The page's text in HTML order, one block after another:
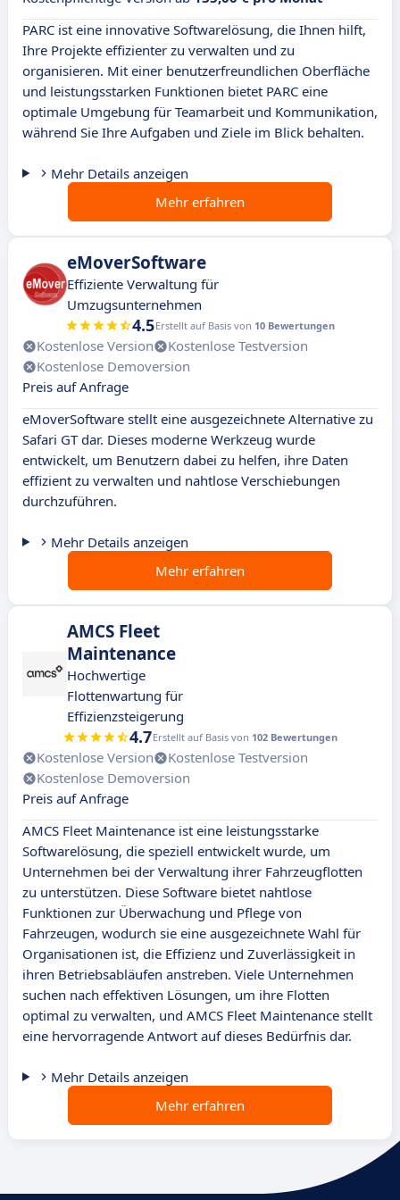
PARC ist eine innovative Softwarelösung, die Ihnen hilft,
Ihre Projekte effizienter zu verwalten und zu
organisieren. Mit einer benutzerfreundlichen Oberfläche
und leistungsstarken Funktionen bietet PARC eine
optimale Umgebung für Teamarbeit und Kommunikation,
während Sie Ihre Aufgaben und Ziele im Blick behalten.
Mehr Details anzeigen
Mehr erfahren
eMoverSoftware
Effiziente Verwaltung für
Umzugsunternehmen
4.5Erstellt auf Basis von 10 Bewertungen
Kostenlose Version
Kostenlose Testversion
Kostenlose Demoversion
Preis auf Anfrage
eMoverSoftware stellt eine ausgezeichnete Alternative zu
Safari GT dar. Dieses moderne Werkzeug wurde
entwickelt, um Benutzern dabei zu helfen, ihre Daten
effizient zu verwalten und nahtlose Verschiebungen
durchzuführen.
Mehr Details anzeigen
Mehr erfahren
AMCS Fleet
Maintenance
Hochwertige
Flottenwartung für
Effizienzsteigerung
4.7Erstellt auf Basis von 102 Bewertungen
Kostenlose Version
Kostenlose Testversion
Kostenlose Demoversion
Preis auf Anfrage
AMCS Fleet Maintenance ist eine leistungsstarke
Softwarelösung, die speziell entwickelt wurde, um
Unternehmen bei der Verwaltung ihrer Fahrzeugflotten
zu unterstützen. Diese Software bietet nahtlose
Funktionen zur Überwachung und Pflege von
Fahrzeugen, wodurch sie eine ausgezeichnete Wahl für
Organisationen ist, die Effizienz und Zuverlässigkeit in
ihren Betriebsabläufen anstreben. Viele Unternehmen
suchen nach effektiven Lösungen, um ihre Flotten
optimal zu verwalten, und AMCS Fleet Maintenance stellt
eine hervorragende Antwort auf dieses Bedürfnis dar.
Mehr Details anzeigen
Mehr erfahren